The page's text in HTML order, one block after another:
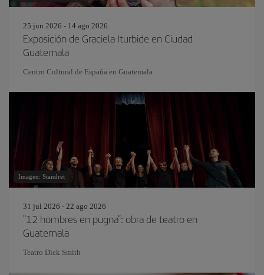
25 jun 2026 - 14 ago 2026
Exposición de Graciela Iturbide en Ciudad
Guatemala
Centro Cultural de España en Guatemala
Imagen: Standret
31 jul 2026 - 22 ago 2026
"12 hombres en pugna": obra de teatro en
Guatemala
Teatro Dick Smith